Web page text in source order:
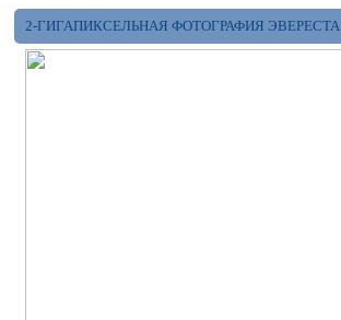
2-ГИГАПИКСЕЛЬНАЯ ФОТОГРАФИЯ ЭВЕРЕСТА